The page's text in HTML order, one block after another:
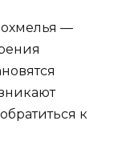
—
к